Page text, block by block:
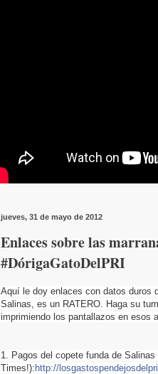
jueves, 31 de mayo de 2012
Enlaces sobre las
#DórigaGatoDelPRI
Aquí le doy enlaces con datos duros
Salinas, es un RATERO. Haga su
imprimiendo los pantallazos en esos
1. Pagos del copete funda de
Times!):http://